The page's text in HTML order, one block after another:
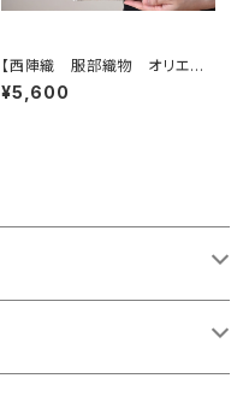
【西陣織 服部織物 オリエン
ト更紗 華紋様 薄グリーン・シ
ルバー シルク帯リメイク ミニ
¥5,600